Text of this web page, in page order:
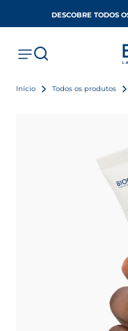
DESCOBRE TODOS
Início Todos os produtos